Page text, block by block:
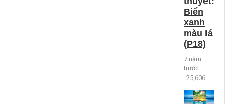
Biển
xanh
màu lá
(P18)
7 năm
trước
25,606